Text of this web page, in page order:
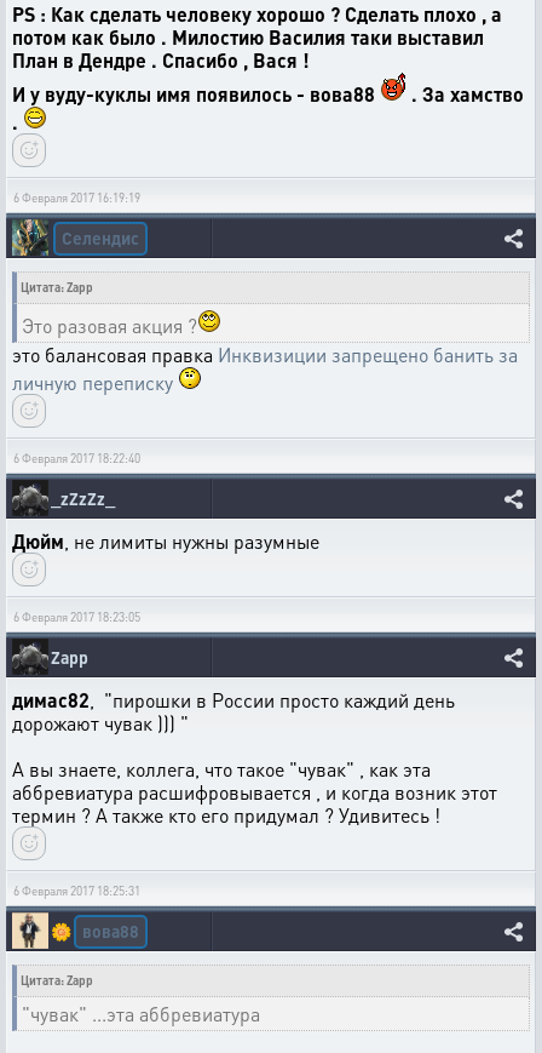
PS : Как сделать человеку хорошо ? Сделать плохо , а
потом как было . Милостию Василия таки выставил
План в Дендре . Спасибо , Вася !
И у вуду-куклы имя появилось - вова88
. За хамство
.
6 Февраля 2017 16:19:19
Селендис
Цитата: Zapp
Это разовая акция ?
это балансовая правка Инквизиции запрещено банить за
личную переписку
6 Февраля 2017 18:22:40
_zZzZz_
Дюйм , не лимиты нужны разумные
6 Февраля 2017 18:23:05
Zapp
димас82 , "пирошки в России просто каждий день
дорожают чувак ))) "
А вы знаете, коллега, что такое "чувак" , как эта
аббревиатура расшифровывается , и когда возник этот
термин ? А также кто его придумал ? Удивитесь !
6 Февраля 2017 18:25:31
🌼 вова88
Цитата: Zapp
"чувак" ...эта аббревиатура